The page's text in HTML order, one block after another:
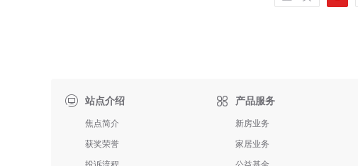
站点介绍
焦点简介
获奖荣誉
 产品服务
新房业务
家居业务